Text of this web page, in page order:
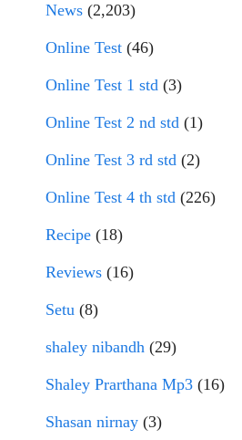
News (2,203)
Online Test (46)
Online Test 1 std (3)
Online Test 2 nd std (1)
Online Test 3 rd std (2)
Online Test 4 th std (226)
Recipe (18)
Reviews (16)
Setu (8)
shaley nibandh (29)
Shaley Prarthana Mp3 (16)
Shasan nirnay (3)